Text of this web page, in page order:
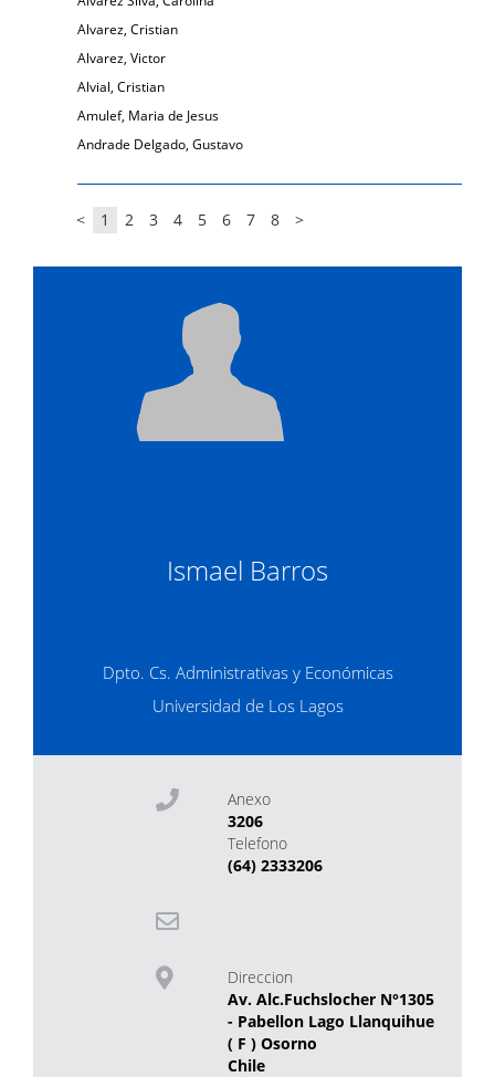
Alvarez, Cristian
Alvarez, Victor
Alvial, Cristian
Amulef, Maria de Jesus
Andrade Delgado, Gustavo
< 1 2 3 4 5 6 7 8 >
Ismael Barros
Dpto. Cs. Administrativas y Económicas
Universidad de Los Lagos
Anexo
3206
Telefono
(64) 2333206
Direccion
Av. Alc.Fuchslocher N°1305
- Pabellon Lago Llanquihue
( F ) Osorno
Chile